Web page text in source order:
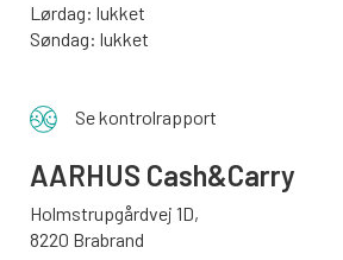
Lørdag: lukket
Søndag: lukket
Se kontrolrapport
AARHUS Cash&Carry
Holmstrupgårdvej 1D,
8220 Brabrand